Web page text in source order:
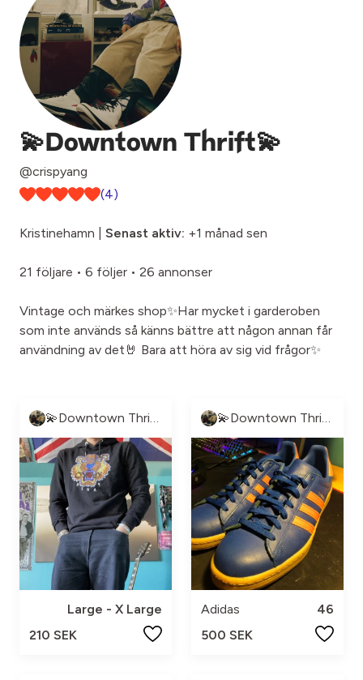
💫Downtown Thrift💫
@crispyang
(4)
Kristinehamn | Senast aktiv: +1 månad sen
21 följare • 6 följer • 26 annonser
Vintage och märkes shop✨Har mycket i garderoben
som inte används så känns bättre att någon annan får
användning av det🤘 Bara att höra av sig vid frågor✨
💫Downtown Thrift💫
Large - X Large
210 SEK
💫Downtown Thrift💫
Adidas
46
500 SEK